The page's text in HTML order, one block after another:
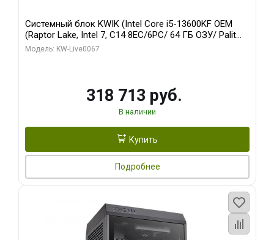
Системный блок KWIK (Intel Core i5-13600KF OEM
(Raptor Lake, Intel 7, C14 8EC/6PC/ 64 ГБ ОЗУ/ Palit
RTX5080 GAMINGPRO OC 16GB GDDR7 256bit 3xDP
Модель: KW-Live0067
318 713 руб.
В наличии
Купить
Подробнее